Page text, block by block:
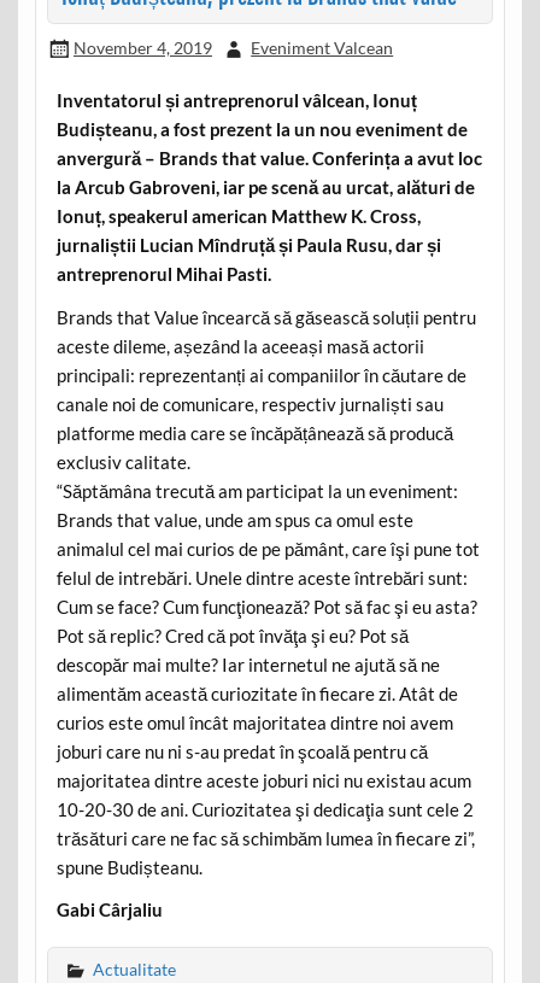
November 4, 2019 Eveniment Valcean
Inventatorul și antreprenorul vâlcean, Ionuț
Budișteanu, a fost prezent la un nou eveniment de
anvergură – Brands that value. Conferința a avut loc
la Arcub Gabroveni, iar pe scenă au urcat, alături de
Ionuț, speakerul american Matthew K. Cross,
jurnaliștii Lucian Mîndruță și Paula Rusu, dar și
antreprenorul Mihai Pasti.
Brands that Value încearcă să găsească soluții pentru
aceste dileme, așezând la aceeași masă actorii
principali: reprezentanți ai companiilor în căutare de
canale noi de comunicare, respectiv jurnaliști sau
platforme media care se încăpățânează să producă
exclusiv calitate.
“Săptămâna trecută am participat la un eveniment:
Brands that value, unde am spus ca omul este
animalul cel mai curios de pe pământ, care îşi pune tot
felul de intrebări. Unele dintre aceste întrebări sunt:
Cum se face? Cum funcţionează? Pot să fac şi eu asta?
Pot să replic? Cred că pot învăţa şi eu? Pot să
descopăr mai multe? Iar internetul ne ajută să ne
alimentăm această curiozitate în fiecare zi. Atât de
curios este omul încât majoritatea dintre noi avem
joburi care nu ni s-au predat în şcoală pentru că
majoritatea dintre aceste joburi nici nu existau acum
10-20-30 de ani. Curiozitatea şi dedicaţia sunt cele 2
trăsături care ne fac să schimbăm lumea în fiecare zi”,
spune Budișteanu.
Gabi Cârjaliu
Actualitate